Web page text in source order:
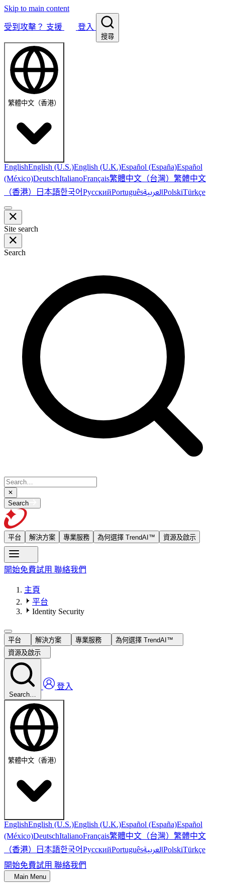
Skip to main content
受到攻擊？ 支援 登入
搜尋
繁體中文（香港）
EnglishEnglish (U.S.)English (U.K.)Español (España)Español
(México)DeutschItalianoFrançais繁體中文（台灣） 繁體中文
（香港） 日本語한국어РусскийPortuguêsالعربيةPolskiTürkçe
Site search
Search
Search
平台 解決方案 專業服務 為何選擇 TrendAI™ 資源及啟示
開始免費試用 聯絡我們
主頁
平台
Identity Security
平台 解決方案 專業服務
為何選擇 TrendAI™
資源及啟示
Search…
登入
繁體中文（香港）
EnglishEnglish (U.S.)English (U.K.)Español (España)Español
(México)DeutschItalianoFrançais繁體中文（台灣） 繁體中文
（香港） 日本語한국어РусскийPortuguêsالعربيةPolskiTürkçe
開始免費試用 聯絡我們
Main Menu